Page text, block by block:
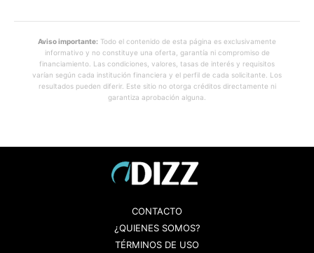
Aviso importante: Todo el contenido de esta página es exclusivamente
informativo y no constituye una oferta, garantía ni compromiso de
financiamiento. Las condiciones, valores, tasas de interés y requisitos
varían según cada institución financiera y el perfil de cada solicitante. Los
resultados pueden diferir. Este sitio no otorga créditos directamente ni
garantiza aprobación alguna.
CONTACTO
¿QUIENES SOMOS?
TÉRMINOS DE USO